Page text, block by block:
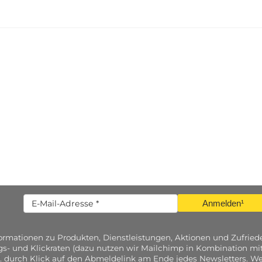
Anmelden¹
zu Produkten, Dienstleistungen, Aktionen und
und Klickraten (dazu nutzen wir Mailchimp in Kombination
Klick auf den Abmeldelink am Ende jedes Newsletters.